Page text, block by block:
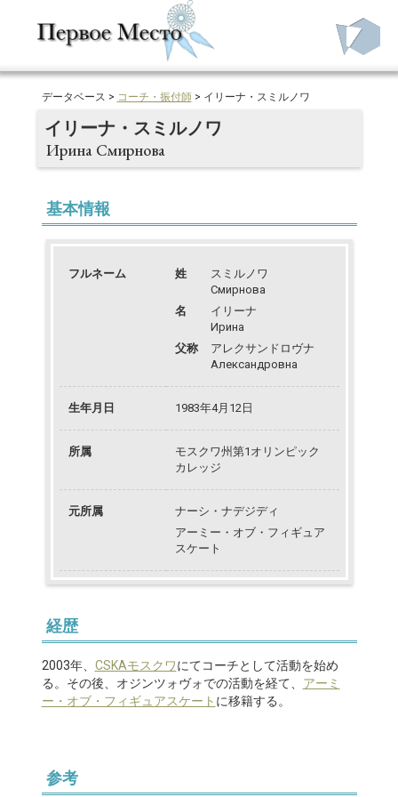
データベース > コーチ・振付師> イリーナ・スミルノワ
イリーナ・スミルノワ
Ирина Смирнова
基本情報
フルネーム 姓
スミルノワ
Смирнова
名
イリーナ
Ирина
父称
アレクサンドロヴナ
Александровна
生年月日 1983年4月12日
所属
モスクワ州第1オリンピック
カレッジ
元所属
ナーシ・ナデジディ
アーミー・オブ・フィギュア
スケート
経歴
2003年、 CSKAモスクワにてコーチとして活動を始め
る。その後、オジンツォヴォでの活動を経て、 アーミ
ー・オブ・フィギュアスケート に移籍する。
参考